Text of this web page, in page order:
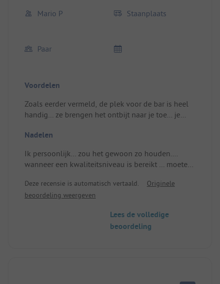
Mario P Staanplaats
Paar
Voordelen
Zoals eerder vermeld, de plek voor de bar is heel
handig... ze brengen het ontbijt naar je toe... je
vriendelijke barman.. en voilà, het is geserveerd..
zee is net onder, helder als een smaragd... wat kun
je meer verwachten.?
.
Plek/Huisvesting: het geluid van de zee net onder
me ... geen verstoring ... absolute rust... gedurende
acht dagen heb ik alles dag en nacht open
gelaten.. zonder het minste probleem.
Nadelen
Ik persoonlijk... zou het gewoon zo houden....
wanneer een kwaliteitsniveau is bereikt ... moeten
vriendelijk, behulpzaam en deskundig ... dat is niet
onbelangrijk voor wie onderweg is en echt andere
Plek/Huisvesting: voor mij ... GEEN
Deze recensie is automatisch vertaald.
Originele
beoordeling weergeven
Lees de volledige
beoordeling